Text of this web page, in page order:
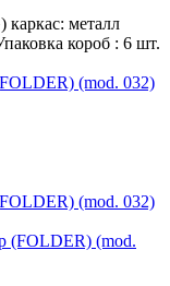
металл
короб : 6 шт.
(mod. 032)
(mod. 032)